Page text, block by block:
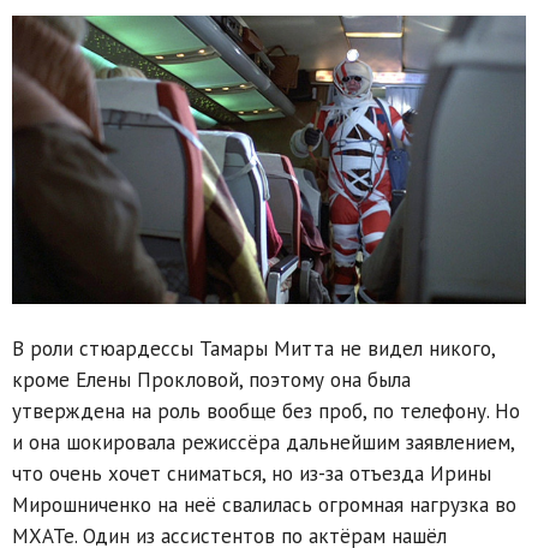
В роли стюардессы Тамары Митта не видел никого,
кроме Елены Прокловой, поэтому она была
утверждена на роль вообще без проб, по телефону. Но
и она шокировала режиссёра дальнейшим заявлением,
что очень хочет сниматься, но из-за отъезда Ирины
Мирошниченко на неё свалилась огромная нагрузка во
МХАТе. Один из ассистентов по актёрам нашёл